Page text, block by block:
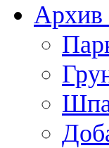
Архив